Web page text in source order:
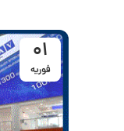
01
فوریه